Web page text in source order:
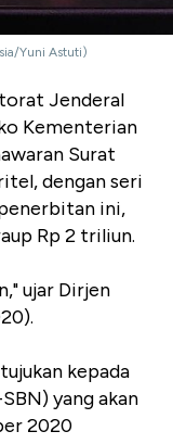
Yuni Astuti)
Jenderal
Kementerian
Surat
dengan seri
ini,
Rp 2 triliun.
ujar Dirjen
kepada
yang akan
2020